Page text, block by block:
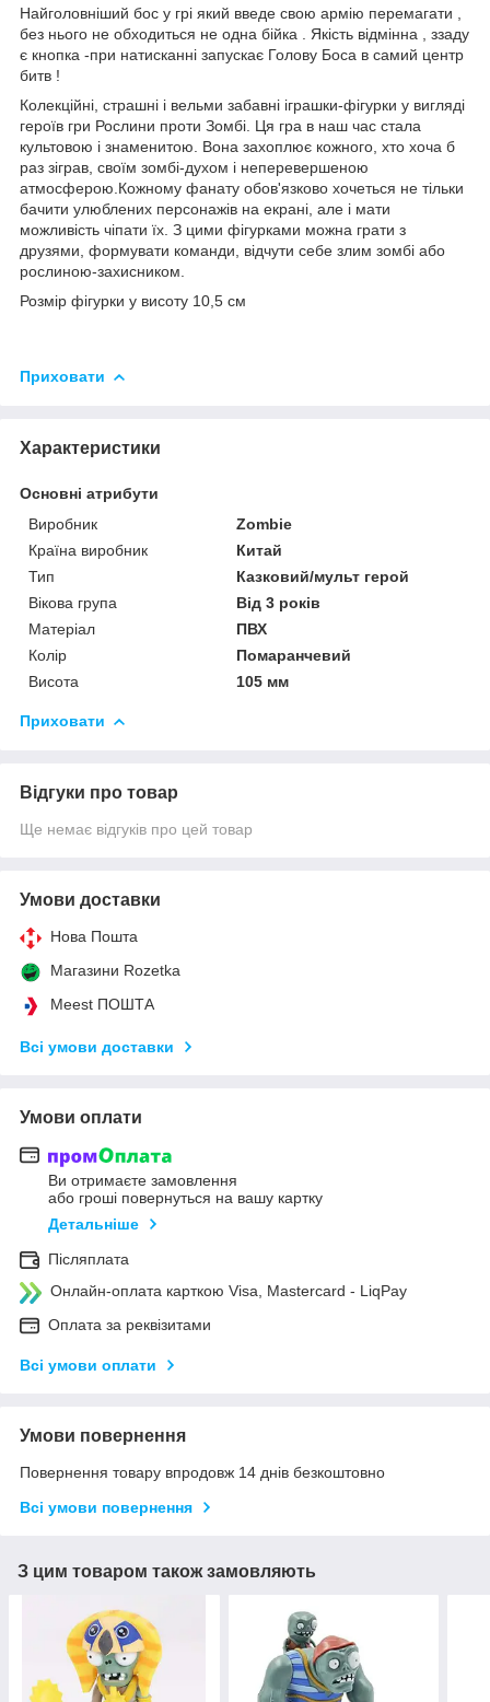
Найголовніший бос у грі який введе свою армію перемагати ,
без нього не обходиться не одна бійка . Якість відмінна , ззаду
є кнопка -при натисканні запускає Голову Боса в самий центр
битв !
Колекційні, страшні і вельми забавні іграшки-фігурки у вигляді
героїв гри Рослини проти Зомбі. Ця гра в наш час стала
культовою і знаменитою. Вона захоплює кожного, хто хоча б
раз зіграв, своїм зомбі-духом і неперевершеною
атмосферою.Кожному фанату обов'язково хочеться не тільки
бачити улюблених персонажів на екрані, але і мати
можливість чіпати їх. З цими фігурками можна грати з
друзями, формувати команди, відчути себе злим зомбі або
рослиною-захисником.
Розмір фігурки у висоту 10,5 см
Приховати
Характеристики
Основні атрибути
Виробник
Zombie
Країна виробник
Китай
Тип
Казковий/мульт герой
Вікова група
Від 3 років
Матеріал
ПВХ
Колір
Помаранчевий
Висота
105 мм
Приховати
Відгуки про товар
Ще немає відгуків про цей товар
Умови доставки
Нова Пошта
Магазини Rozetka
Meest ПОШТА
Всі умови доставки
Умови оплати
Ви отримаєте замовлення
або гроші повернуться на вашу картку
Детальніше
Післяплата
Онлайн-оплата карткою Visa, Mastercard - LiqPay
Оплата за реквізитами
Всі умови оплати
Умови повернення
Повернення товару впродовж 14 днів безкоштовно
Всі умови повернення
З цим товаром також замовляють